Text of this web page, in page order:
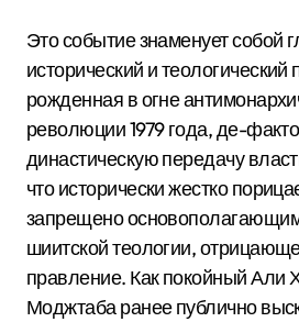
Это событие знаменует собой
исторический и теологический
рожденная в огне
революции 1979 года, де-
династическую передачу
что исторически жестко
запрещено
шиитской теологии,
правление. Как покойный Али
Моджтаба ранее публично